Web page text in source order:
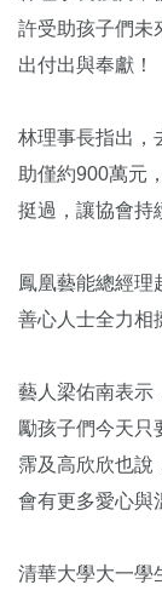
許受助孩子們未
出付出與奉獻！
林理事長指出，
助僅約900萬元
挺過，讓協會持
鳳凰藝能總經理
善心人士全力相
藝人梁佑南表示
勵孩子們今天只
霈及高欣欣也說
會有更多愛心與
清華大學大一學